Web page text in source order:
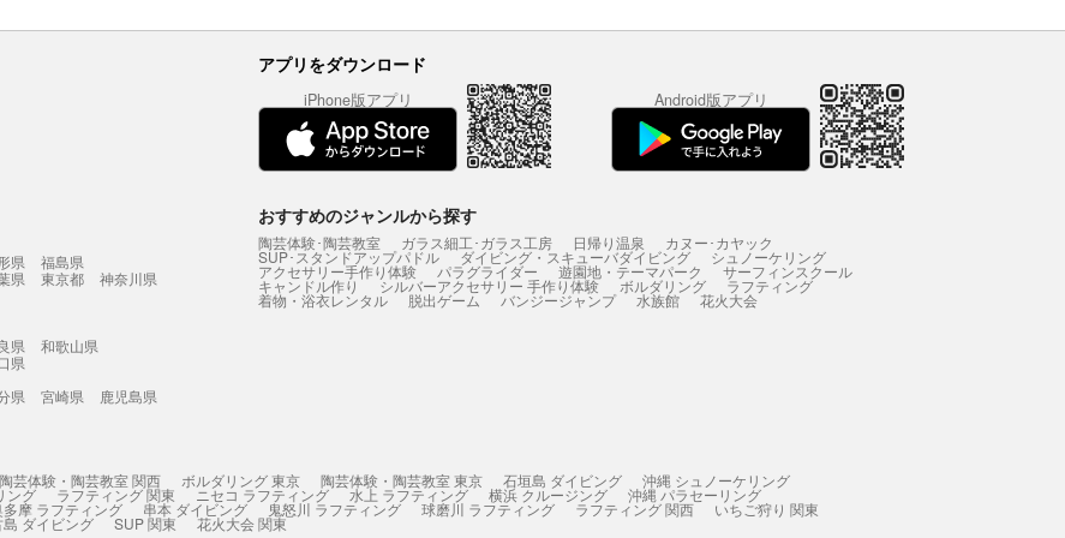
アプリをダウンロード
iPhone版アプリ Android版アプリ
県
福島県
県 東京都
神奈川県
県
和歌山県
県
県 宮崎県
鹿児島県
おすすめのジャンルから探す
陶芸体験･陶芸教室 ガラス細工･ガラス工房 日帰り温泉 カヌー･カヤック
SUP･スタンドアップパドル ダイビング・スキューバダイビング シュノーケリング
アクセサリー手作り体験 パラグライダー 遊園地・テーマパーク サーフィンスクール
キャンドル作り シルバーアクセサリー 手作り体験 ボルダリング ラフティング
着物・浴衣レンタル 脱出ゲーム バンジージャンプ 水族館 花火大会
陶芸体験・陶芸教室 関西 ボルダリング 東京 陶芸体験・陶芸教室 東京 石垣島 ダイビング 沖縄 シュノーケリング
ング ラフティング 関東 ニセコ ラフティング 水上 ラフティング 横浜 クルージング 沖縄 パラセーリング
多摩 ラフティング 串本 ダイビング 鬼怒川 ラフティング 球磨川 ラフティング ラフティング 関西 いちご狩り 関東
ダイビング SUP 関東 花火大会 関東